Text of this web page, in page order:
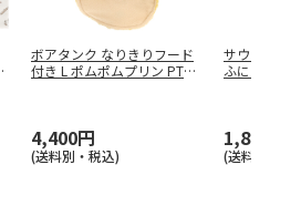
ボアタンク なりきりフード
付き L ポムポムプリン PTF
4,400円
(送料別・税込)
サウナバッ
ふにゅまる
1,815円
(送料別・税